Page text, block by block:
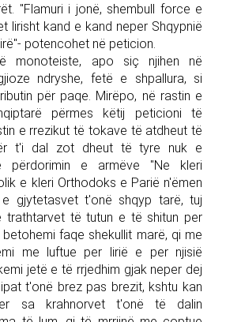
"Flamuri i jonë, shembull force e
lirisht kand e kand neper Shqypnië
potencohet në peticion.
monoteiste, apo siç njihen në
ndryshe, fetë e shpallura, si
për paqe. Mirëpo, në rastin e
përmes këtij peticioni të
e rrezikut të tokave të atdheut të
t'i dal zot dheut të tyre nuk e
përdorimin e armëve "Ne kleri
e kleri Orthodoks e Parië n'ëmen
gjytetasvet t'onë shqyp tarë, tuj
trathtarvet të tutun e të shitun per
faqe shekullit marë, qi me
me luftue per lirië e per njisië
jetë e të rrjedhim gjak neper dej
t'onë brez pas brezit, kshtu kan
sa krahnorvet t'onë të dalin